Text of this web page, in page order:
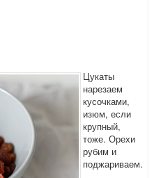
Цукаты
нарезаем
кусочками,
изюм, если
крупный,
тоже. Орехи
рубим и
поджариваем.